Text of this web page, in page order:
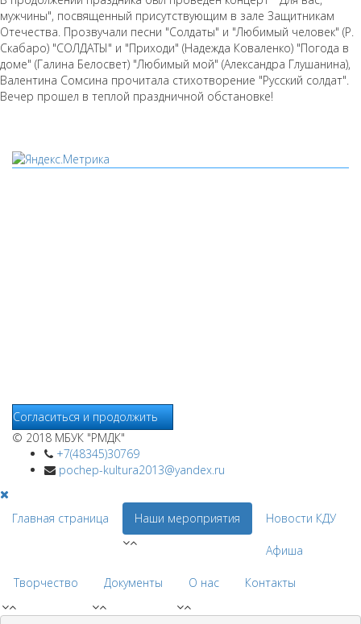
мужчины", посвященный присутствующим в зале Защитникам
Отечества. Прозвучали песни "Солдаты" и "Любимый человек" (Р.
Скабаро) "СОЛДАТЫ" и "Приходи" (Надежда Коваленко) "Погода в
доме" (Галина Белосвет) "Любимый мой" (Александра Глушанина),
Валентина Сомсина прочитала стихотворение "Русский солдат".
Вечер прошел в теплой праздничной обстановке!
Согласиться и продолжить
© 2018 МБУК "РМДК"
+7(48345)30769
pochep-kultura2013@yandex.ru
Главная страница Наши мероприятия Новости КДУ
Афиша
Творчество Документы О нас Контакты